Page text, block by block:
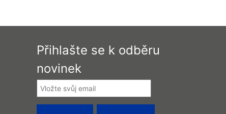
Přihlašte se k odběru
novinek